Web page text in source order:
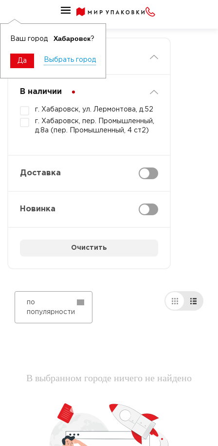
Ваш город Хабаровск?
Да Выбрать город
Главная
Фильтры
В наличии
г. Хабаровск, ул. Лермонтова, д.52
г. Хабаровск, пер. Промышленный,
д.8а (пер. Промышленный, 4 ст2)
Доставка
Новинка
Очистить
по
популярности
В выбранном городе ничего не найдено